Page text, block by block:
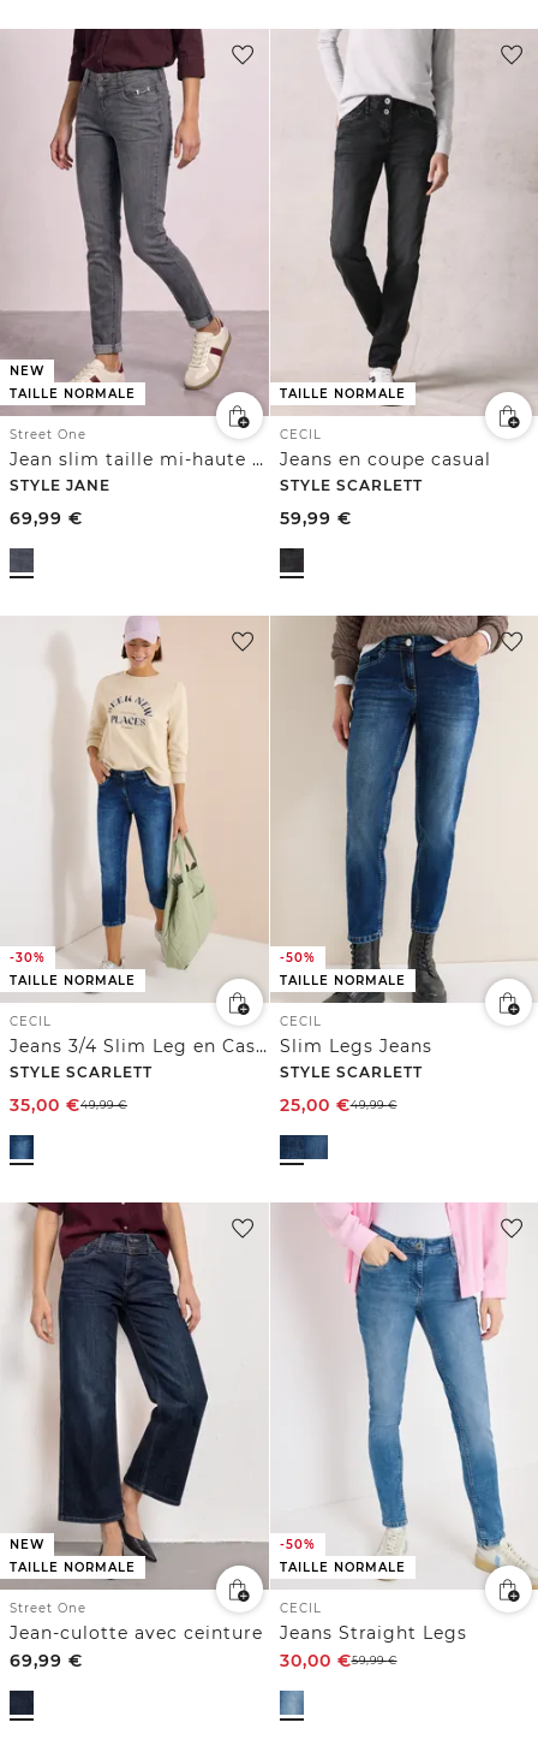
NEW
TAILLE NORMALE
Street One
Jean slim taille mi-haute avec détail décoratif
STYLE JANE
69,99 €
TAILLE NORMALE
CECIL
Jeans en coupe casual
STYLE SCARLETT
59,99 €
-30%
TAILLE NORMALE
CECIL
Jeans 3/4 Slim Leg en Casual Fit
STYLE SCARLETT
35,00 €49,99€
-50%
TAILLE NORMALE
CECIL
Slim Legs Jeans
STYLE SCARLETT
25,00 €49,99€
NEW
TAILLE NORMALE
Street One
Jean-culotte avec ceinture
69,99 €
-50%
TAILLE NORMALE
CECIL
Jeans Straight Legs
30,00 €59,99€